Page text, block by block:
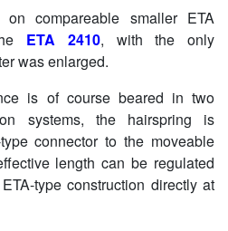
compareable smaller ETA
ETA 2410, with the only
was enlarged.
is of course beared in two
systems, the hairspring is
connector to the moveable
length can be regulated
type construction directly at